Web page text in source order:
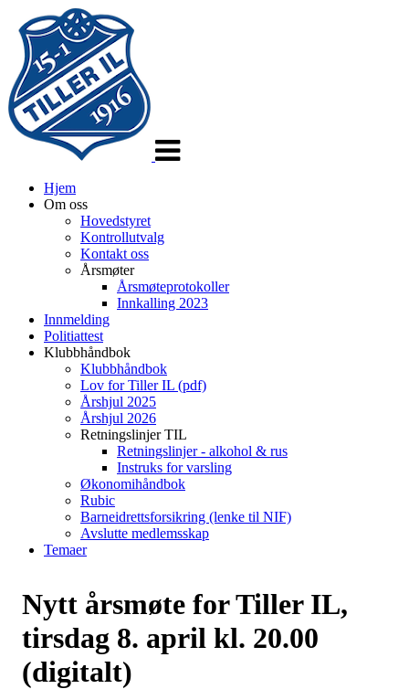
Hjem
Om oss
Hovedstyret
Kontrollutvalg
Kontakt oss
Årsmøter
Årsmøteprotokoller
Innkalling 2023
Innmelding
Politiattest
Klubbhåndbok
Klubbhåndbok
Lov for Tiller IL (pdf)
Årshjul 2025
Årshjul 2026
Retningslinjer TIL
Retningslinjer - alkohol & rus
Instruks for varsling
Økonomihåndbok
Rubic
Barneidrettsforsikring (lenke til NIF)
Avslutte medlemsskap
Temaer
Nytt årsmøte for Tiller IL,
tirsdag 8. april kl. 20.00
(digitalt)